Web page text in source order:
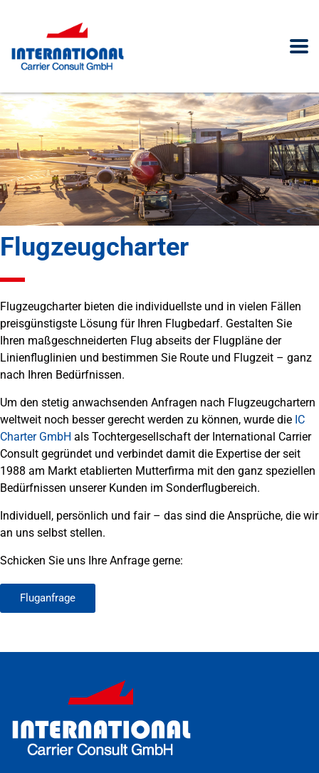
Flugzeugcharter
Flugzeugcharter bieten die individuellste und in vielen Fällen
preisgünstigste Lösung für Ihren Flugbedarf. Gestalten Sie
Ihren maßgeschneiderten Flug abseits der Flugpläne der
Linienfluglinien und bestimmen Sie Route und Flugzeit – ganz
nach Ihren Bedürfnissen.
Um den stetig anwachsenden Anfragen nach Flugzeugchartern
weltweit noch besser gerecht werden zu können, wurde die IC
Charter GmbH als Tochtergesellschaft der International Carrier
Consult gegründet und verbindet damit die Expertise der seit
1988 am Markt etablierten Mutterfirma mit den ganz speziellen
Bedürfnissen unserer Kunden im Sonderflugbereich.
Individuell, persönlich und fair – das sind die Ansprüche, die wir
an uns selbst stellen.
Schicken Sie uns Ihre Anfrage gerne:
Fluganfrage